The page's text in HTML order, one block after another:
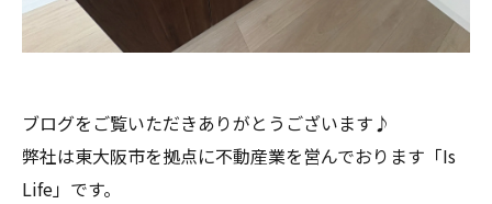
ブログをご覧いただきありがとうございます♪
弊社は東大阪市を拠点に不動産業を営んでおります「Is
Life」です。